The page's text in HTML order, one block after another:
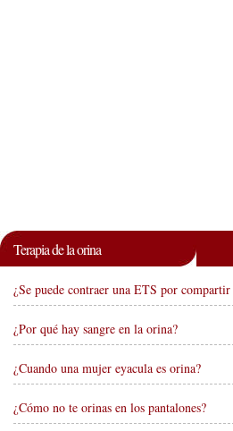
Terapia de la orina
¿Se puede contraer una ETS por compartir
¿Por qué hay sangre en la orina?
¿Cuando una mujer eyacula es orina?
¿Cómo no te orinas en los pantalones?